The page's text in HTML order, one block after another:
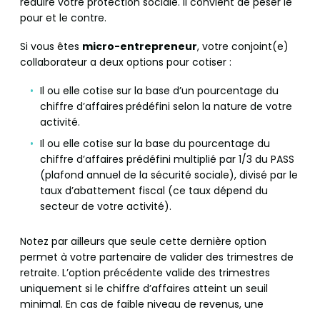
pour et le contre.
Si vous êtes micro-entrepreneur, votre conjoint(e)
collaborateur a deux options pour cotiser :
Il ou elle cotise sur la base d’un pourcentage du
chiffre d’affaires prédéfini selon la nature de votre
activité.
Il ou elle cotise sur la base du pourcentage du
chiffre d’affaires prédéfini multiplié par 1/3 du PASS
(plafond annuel de la sécurité sociale), divisé par le
taux d’abattement fiscal (ce taux dépend du
secteur de votre activité).
Notez par ailleurs que seule cette dernière option
permet à votre partenaire de valider des trimestres de
retraite. L’option précédente valide des trimestres
uniquement si le chiffre d’affaires atteint un seuil
minimal. En cas de faible niveau de revenus, une